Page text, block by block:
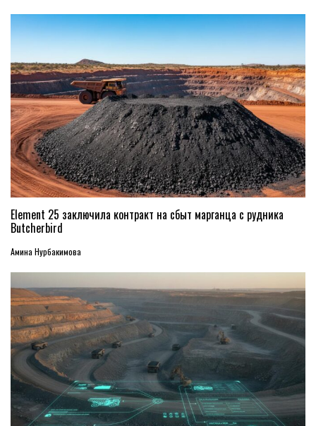
Element 25 заключила контракт на сбыт марганца с рудника
Butcherbird
Амина Нурбакимова